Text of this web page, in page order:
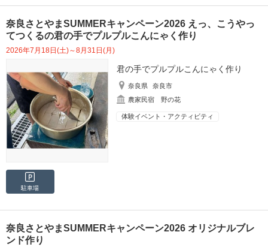
奈良さとやまSUMMERキャンペーン2026 えっ、こうやっ
てつくるの君の手でプルプルこんにゃく作り
2026年7月18日(土)～8月31日(月)
君の手でプルプルこんにゃく作り
奈良県
奈良市
農家民宿 野の花
体験イベント・アクティビティ
駐車場
奈良さとやまSUMMERキャンペーン2026 オリジナルブレ
ンド作り